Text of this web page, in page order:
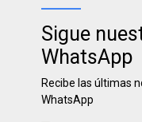
Sigue
WhatsApp
Recibe las últimas
WhatsApp